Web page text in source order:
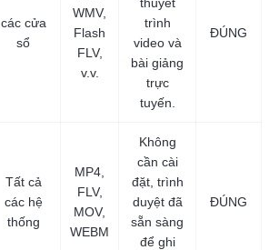
các cửa
sổ
WMV,
Flash
FLV,
v.v.
trình
video và
bài giảng
trực
tuyến.
ĐÚNG
Tất cả
các hệ
thống
MP4,
FLV,
MOV,
WEBM
Không
cần cài
đặt, trình
duyệt đã
sẵn sàng
để ghi
ĐÚNG